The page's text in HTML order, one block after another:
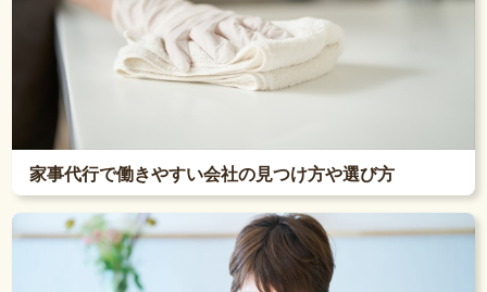
家事代行で働きやすい会社の見つけ方や選び方